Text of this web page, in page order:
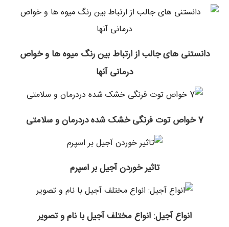
دانستنی های جالب از ارتباط بین رنگ میوه ها و خواص
درمانی آنها
7 خواص توت فرنگی خشک شده دردرمان و سلامتی
تاثیر خوردن آجیل بر اسپرم
انواع آجیل: انواع مختلف آجیل با نام و تصویر